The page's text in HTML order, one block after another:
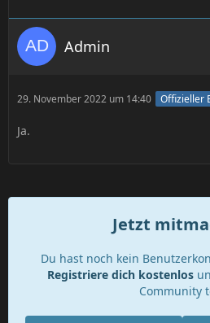
Admin
29. November 2022 um 14:40 Offizieller
Ja.
Jetzt
Du hast noch kein
Registriere dich kostenlos
Community